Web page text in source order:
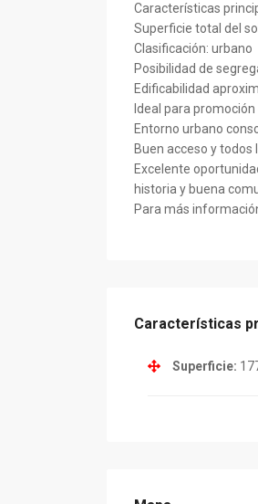
Características
Superficie total del
Clasificación: urbano
Posibilidad de
Edificabilidad
Ideal para
Entorno urbano
Buen acceso y todos
Excelente
historia y buena
Para más
Características
Superficie: